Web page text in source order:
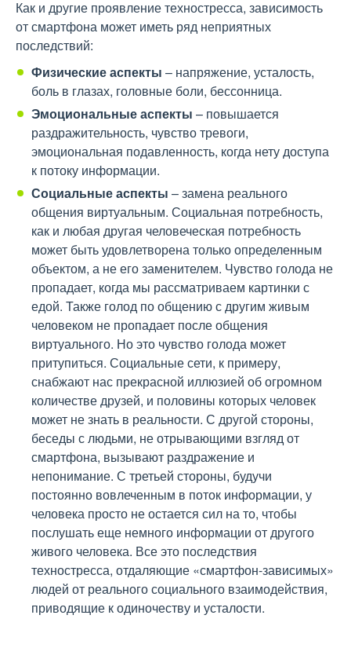
Как и другие проявление техностресса, зависимость
от смартфона может иметь ряд неприятных
последствий:
Физические аспекты – напряжение, усталость,
боль в глазах, головные боли, бессонница.
Эмоциональные аспекты – повышается
раздражительность, чувство тревоги,
эмоциональная подавленность, когда нету доступа
к потоку информации.
Социальные аспекты – замена реального
общения виртуальным. Социальная потребность,
как и любая другая человеческая потребность
может быть удовлетворена только определенным
объектом, а не его заменителем. Чувство голода не
пропадает, когда мы рассматриваем картинки с
едой. Также голод по общению с другим живым
человеком не пропадает после общения
виртуального. Но это чувство голода может
притупиться. Социальные сети, к примеру,
снабжают нас прекрасной иллюзией об огромном
количестве друзей, и половины которых человек
может не знать в реальности. С другой стороны,
беседы с людьми, не отрывающими взгляд от
смартфона, вызывают раздражение и
непонимание. С третьей стороны, будучи
постоянно вовлеченным в поток информации, у
человека просто не остается сил на то, чтобы
послушать еще немного информации от другого
живого человека. Все это последствия
техностресса, отдаляющие «смартфон-зависимых»
людей от реального социального взаимодействия,
приводящие к одиночеству и усталости.